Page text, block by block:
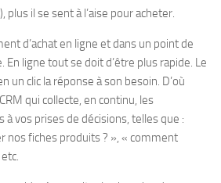
il se sent à l’aise pour acheter.
d’achat en ligne et dans un point de
En ligne tout se doit d’être plus rapide. Le
un clic la réponse à son besoin. D’où
qui collecte, en continu, les
vos prises de décisions, telles que :
nos fiches produits ? », « comment